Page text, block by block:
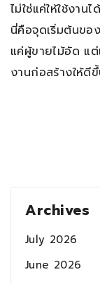
ไม่ใช่แค่ให้ใช้งาน
นี่คือจุดเริ่มต้นขอ
แค่ผู้ขายไม้อัด แ
งานก่อสร้างให้ดีขึ้
Archives
July 2026
June 2026